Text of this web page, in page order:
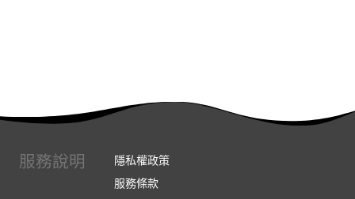
服務說明
隱私權政策
服務條款